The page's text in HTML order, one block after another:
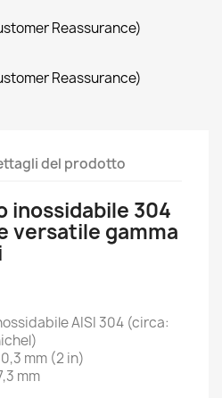
Reassurance)
Reassurance)
del prodotto
inossidabile 304
versatile gamma
AISI 304 (circa:
mm (2 in)
mm